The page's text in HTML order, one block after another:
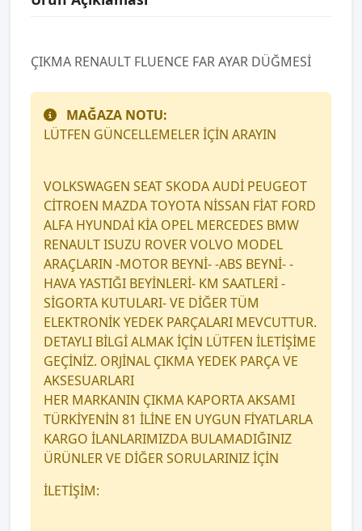
ÇIKMA RENAULT FLUENCE FAR AYAR DÜĞMESİ
MAĞAZA NOTU:
LÜTFEN GÜNCELLEMELER İÇİN ARAYIN
VOLKSWAGEN SEAT SKODA AUDİ PEUGEOT
CİTROEN MAZDA TOYOTA NİSSAN FİAT FORD
ALFA HYUNDAİ KİA OPEL MERCEDES BMW
RENAULT ISUZU ROVER VOLVO MODEL
ARAÇLARIN -MOTOR BEYNİ- -ABS BEYNİ- -
HAVA YASTIĞI BEYİNLERİ- KM SAATLERİ -
SİGORTA KUTULARI- VE DİĞER TÜM
ELEKTRONİK YEDEK PARÇALARI MEVCUTTUR.
DETAYLI BİLGİ ALMAK İÇİN LÜTFEN İLETİŞİME
GEÇİNİZ. ORJİNAL ÇIKMA YEDEK PARÇA VE
AKSESUARLARI
HER MARKANIN ÇIKMA KAPORTA AKSAMI
TÜRKİYENİN 81 İLİNE EN UYGUN FİYATLARLA
KARGO İLANLARIMIZDA BULAMADIĞINIZ
ÜRÜNLER VE DİĞER SORULARINIZ İÇİN
İLETİŞİM: